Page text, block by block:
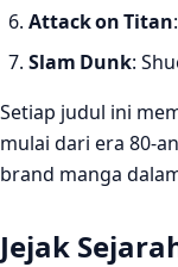
Attack on Titan
Slam Dunk:
Setiap judul ini
mulai dari era
brand manga
Jejak